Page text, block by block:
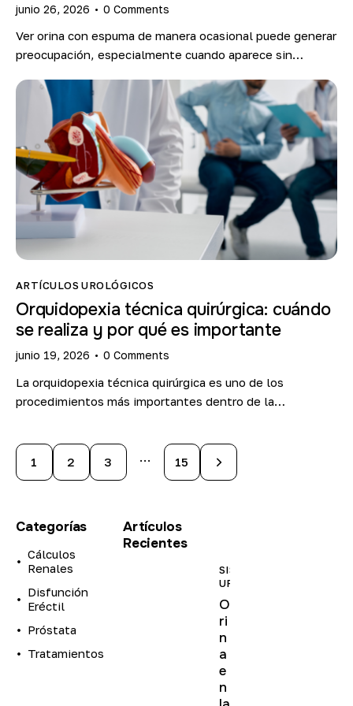
junio 26, 2026 0 Comments
Ver orina con espuma de manera ocasional puede generar
preocupación, especialmente cuando aparece sin…
ARTÍCULOS UROLÓGICOS
Orquidopexia técnica quirúrgica: cuándo
se realiza y por qué es importante
junio 19, 2026 0 Comments
La orquidopexia técnica quirúrgica es uno de los
procedimientos más importantes dentro de la…
1 2 3 … 15
>
Categorías
Cálculos
Renales
Disfunción
Eréctil
Próstata
Tratamientos
Artículos
Recientes
SISTEMA
URINARIO
O
ri
n
a
e
n